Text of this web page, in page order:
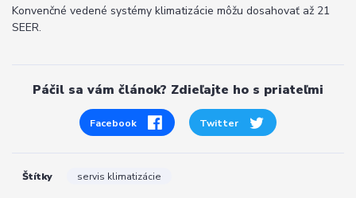
Konvenčné vedené systémy klimatizácie môžu dosahovať až 21
SEER.
Páčil sa vám článok? Zdieľajte ho s priateľmi
Facebook Twitter
Štítky servis klimatizácie